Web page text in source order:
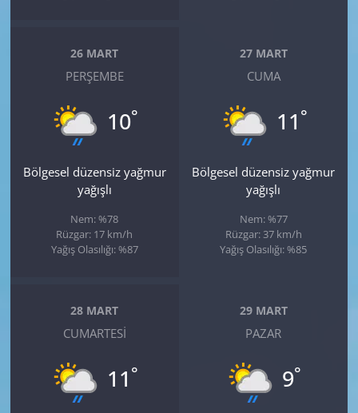
26 MART
PERŞEMBE
10°
Bölgesel düzensiz yağmur
yağışlı
Nem: %78
Rüzgar: 17 km/h
Yağış Olasılığı: %87
27 MART
CUMA
11 °
Bölgesel düzensiz yağmur
yağışlı
Nem: %77
Rüzgar: 37 km/h
Yağış Olasılığı: %85
28 MART
CUMARTESI
11 °
29 MART
PAZAR
9°